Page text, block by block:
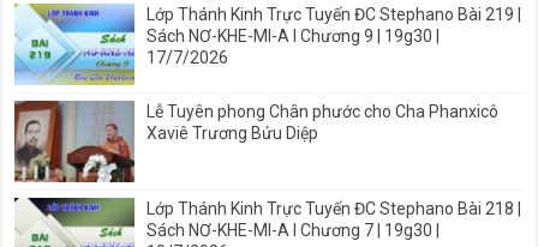
Lớp Thánh Kinh Trực Tuyến ĐC Stephano Bài 219 |
Sách NƠ-KHE-MI-A I Chương 9 | 19g30 |
17/7/2026
Lễ Tuyên phong Chân phước cho Cha Phanxicô
Xaviê Trương Bửu Diệp
Lớp Thánh Kinh Trực Tuyến ĐC Stephano Bài 218 |
Sách NƠ-KHE-MI-A I Chương 7 | 19g30 |